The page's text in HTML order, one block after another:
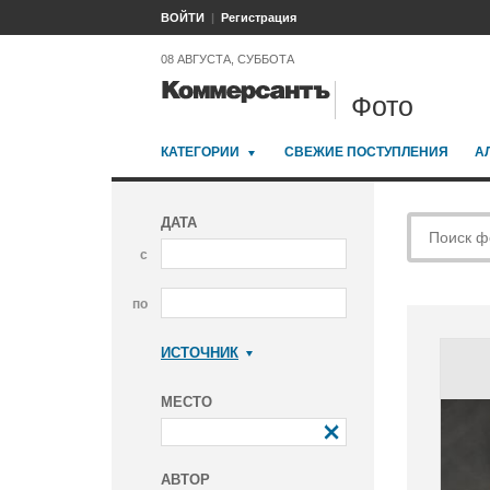
ВОЙТИ Регистрация
08 АВГУСТА, СУББОТА
Фото
КАТЕГОРИИ СВЕЖИЕ ПОСТУПЛЕНИЯ
ДАТА
с
по
ИСТОЧНИК
МЕСТО
АВТОР